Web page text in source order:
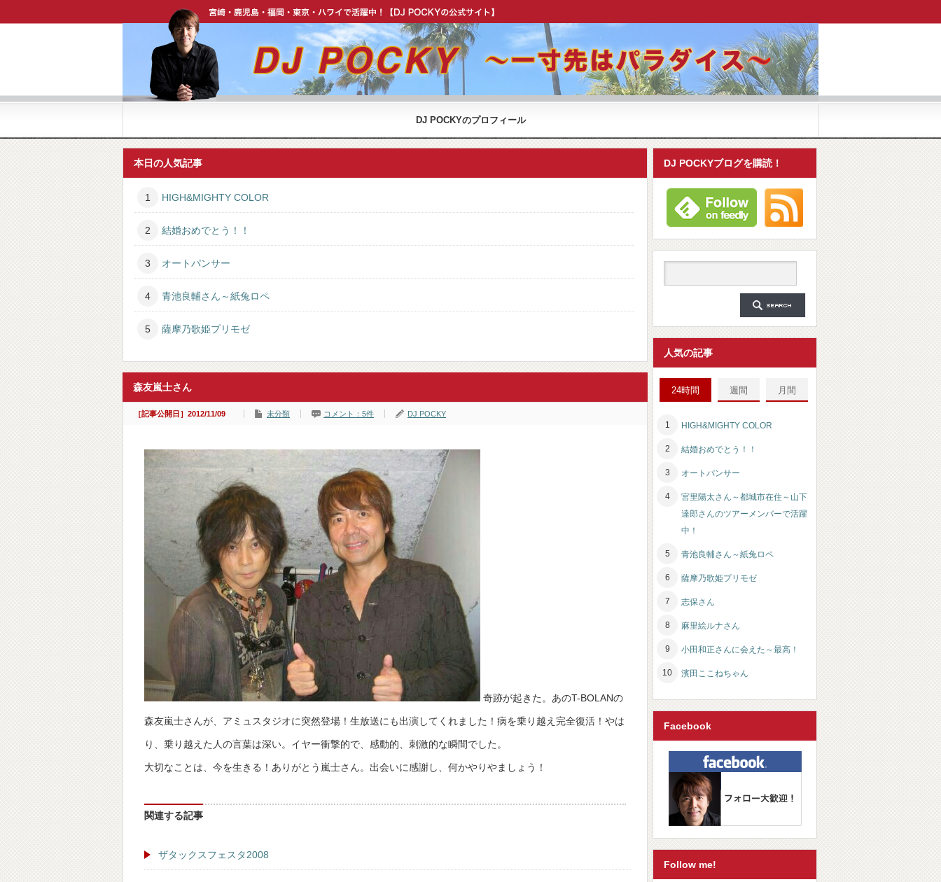
宮崎・鹿児島・福岡・東京・ハワイで活躍中【DJ POCKY 公式 ウェブサイト】
DJ POCKYのプロフィール
本日の人気記事
HIGH&MIGHTY COLOR
結婚おめでとう！！
オートパンサー
青池良輔さん～紙兔ロペ
薩摩乃歌姫プリモゼ
森友嵐士さん
［記事公開日］2012/11/09 未分類 コメント：5件 DJ POCKY
奇跡が起きた。あのT-BOLANの
森友嵐士さんが、アミュスタジオに突然登場！生放送にも出演してくれました！病を乗り越え完全復活！やは
り、乗り越えた人の言葉は深い。イヤー衝撃的で、感動的、刺激的な瞬間でした。
大切なことは、今を生きる！ありがとう嵐士さん。出会いに感謝し、何かやりやましょう！
関連する記事
ザタックスフェスタ2008
DJ POCKYブログを購読！
人気の記事
24時間 週間 月間
HIGH&MIGHTY COLOR
結婚おめでとう！！
オートパンサー
宮里陽太さん～都城市在住～山下
達郎さんのツアーメンバーで活躍
中！
青池良輔さん～紙兔ロペ
薩摩乃歌姫プリモゼ
志保さん
麻里絵ルナさん
小田和正さんに会えた～最高！
濱田ここねちゃん
Facebook
Follow me!